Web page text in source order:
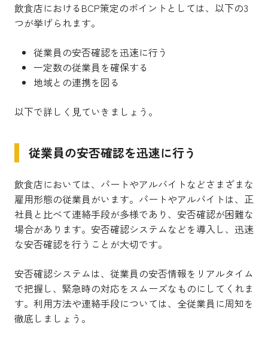
飲食店におけるBCP策定のポイントとしては、以下の3
つが挙げられます。
従業員の安否確認を迅速に行う
一定数の従業員を確保する
地域との連携を図る
以下で詳しく見ていきましょう。
従業員の安否確認を迅速に行う
飲食店においては、パートやアルバイトなどさまざまな
雇用形態の従業員がいます。パートやアルバイトは、正
社員と比べて連絡手段が多様であり、安否確認が困難な
場合があります。安否確認システムなどを導入し、迅速
な安否確認を行うことが大切です。
安否確認システムは、従業員の安否情報をリアルタイム
で把握し、緊急時の対応をスムーズなものにしてくれま
す。利用方法や連絡手段については、全従業員に周知を
徹底しましょう。